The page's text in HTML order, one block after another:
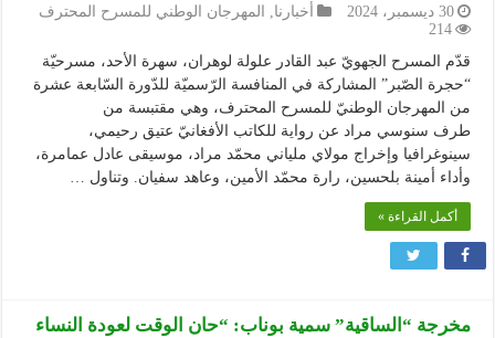
30 ديسمبر، 2024 أخبارنا,
المهرجان الوطني للمسرح المحترف
214
قدّم المسرح الجهويّ عبد القادر علولة لوهران، سهرة الأحد، مسرحيّة
“حجرة الصّبر” المشاركة في المنافسة الرّسميّة للدّورة السّابعة عشرة
من المهرجان الوطنيّ للمسرح المحترف، وهي مقتبسة من
طرف سنوسي مراد عن رواية للكاتب الأفغانيّ عتيق رحيمي،
سينوغرافيا وإخراج مولاي ملياني محمّد مراد، موسيقى عادل عمامرة،
وأداء أمينة بلحسين، رارة محمّد الأمين، وعاهد سفيان. وتناول …
أكمل القراءة »
مخرجة “الساقية” سمية بوناب: “حان الوقت لعودة النساء